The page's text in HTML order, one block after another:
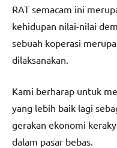
RAT semacam ini
kehidupan nilai-nilai
sebuah koperasi
dilaksanakan.
Kami berharap untuk
yang lebih baik lagi
gerakan ekonomi
dalam pasar bebas.